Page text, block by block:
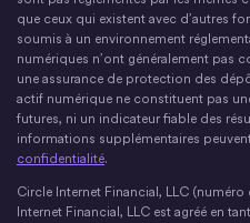
que ceux qui existent avec d’autres
soumis à un environnement
numériques n’ont généralement pas
une assurance de protection des
actif numérique ne constituent pas
futures, ni un indicateur fiable des
informations supplémentaires
confidentialité.
Circle Internet Financial, LLC
Internet Financial, LLC est agréé en